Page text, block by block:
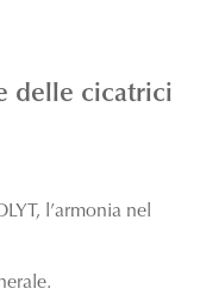
delle cicatrici
l’armonia nel